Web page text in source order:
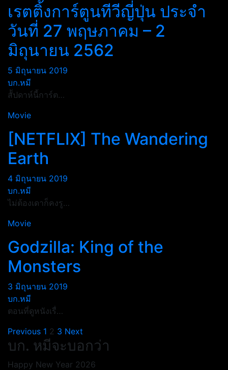
เรตติ้งการ์ตูนทีวีญี่ปุ่น ประจำ
วันที่ 27 พฤษภาคม – 2
มิถุนายน 2562
5 มิถุนายน 2019
บก.หมี
สััปดาห์นี้การ์ต…
Movie
[NETFLIX] The Wandering
Earth
4 มิถุนายน 2019
บก.หมี
ไม่ต้องเดาก็คงรู…
Movie
Godzilla: King of the
Monsters
3 มิถุนายน 2019
บก.หมี
ตอนที่ดูหนังเรื่…
Posts
pagination
Previous 1 2 3 Next
บก. หมีจะบอกว่า
Happy New Year 2026